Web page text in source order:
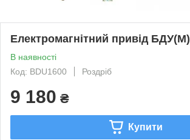
Електромагнітний привід БДУ(М)
В наявності
Код: BDU1600
Роздріб
9 180 ₴
Купити